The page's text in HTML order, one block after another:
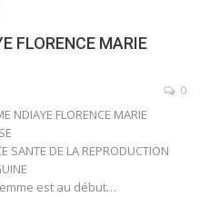
FLORENCE MARIE
0
NDIAYE FLORENCE MARIE
SANTE DE LA REPRODUCTION
est au début…